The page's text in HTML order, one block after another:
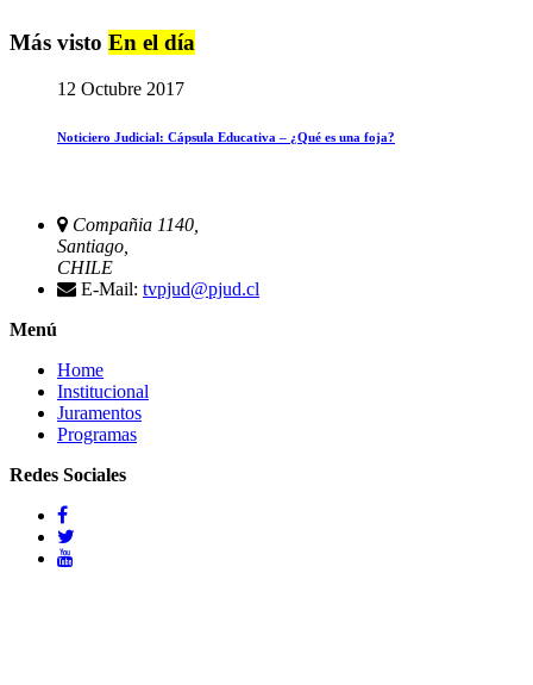
Más visto En el día
12 Octubre 2017
Noticiero Judicial: Cápsula Educativa – ¿Qué es una foja?
Compañia 1140,
Santiago,
CHILE
E-Mail: tvpjud@pjud.cl
Menú
Home
Institucional
Juramentos
Programas
Redes Sociales